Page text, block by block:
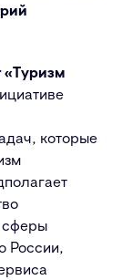
«Туризм
которые
сферы
России,